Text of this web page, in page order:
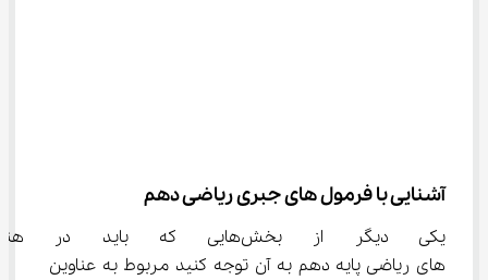
آشنایی با فرمول های جبری ریاضی دهم
یکی دیگر از بخش‌هایی که
‌های ریاضی پایه دهم به آن توجه کنید مربوط به عناوین